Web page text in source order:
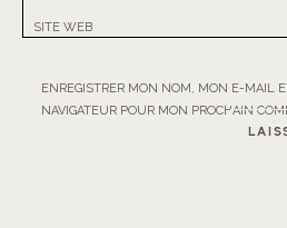
SITE WEB
ENREGISTRER MON NOM, MON E-MAIL
NAVIGATEUR POUR MON PROCHAIN